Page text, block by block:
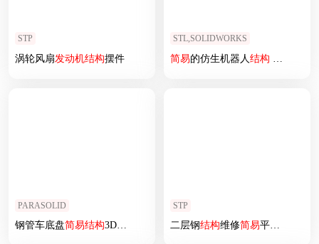
STP
涡轮风扇发动机结构摆件
STL,SOLIDWORKS
简易的仿生机器人结构
PARASOLID
钢管车底盘简易结构3D图纸
STP
二层钢结构维修简易平台设计